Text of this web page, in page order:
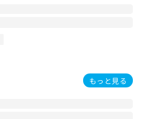
もっと見る